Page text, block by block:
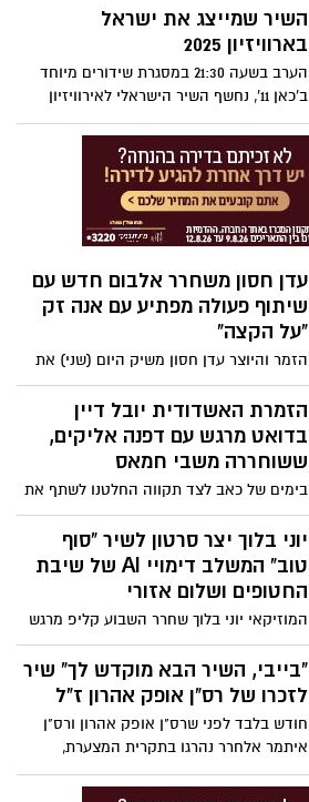
ניסן.
השיר שמייצג את ישראל
בארוויזיון 2025
הערב בשעה 21:30 במסגרת שידורים מיוחד
ב'כאן 11', נחשף השיר הישראלי לאירוויזיון
2025 – "New Day Will Rise" בביצועה של
יובל רפאל.
עדן חסון משחרר אלבום חדש עם
שיתוף פעולה מפתיע עם אנה זק
"על הקצה"
הזמר והיוצר עדן חסון משיק היום (שני) את
אלבומו החדש, הכולל 14 שירים חדשים,
כשהפתעה מיוחדת מחכה למעריצים – דואט
ראשון עם כוכבת הפופ אנה זק. השיר
המשותף, "על הקצה", משלב בין הסגנון
חוויית האזנה סוחפת וממכרת.
הזמרת האשדודית יובל דיין
בדואט מרגש עם דפנה אליקים,
ששוחררה משבי חמאס
בימים של כאב לצד תקווה החלטנו לשתף את
הביצוע המרגש הזה של יובל דיין ודפנה
אליקים, בת ה15 ששוחררה משבי חמאס
מטקס הדלקת המשואות בהר הרצל בחודש
מאי , רלוונטי בתקווה לחזרתם של כל
יוני בלוך יצר סרטון לשיר "סוף
טוב" המשלב דימויי AI של שיבת
החטופים ושלום אזורי
המוזיקאי יוני בלוך שחרר השבוע קליפ מרגש
לשירו "סוף טוב" באמצעות בינה מלאכותית -
AI ומדמה חזרה של כל החטופים לבתיהם,
בסרטון הוא מציג מציאות של שלום אזורי ובין
עד דמעות עם שובם של החטופים. הלוואי
"בייבי, השיר הבא מוקדש לך" שיר
לזכרו של רס"ן אופק אהרון ז"ל
חודש בלבד לפני שרס"ן אופק אהרון ורס"ן
איתמר אלחרר נהרגו בתקרית המצערת,
השתתף הזמר נתן עמדי בתרגיל צבאי לצידם
במסגרת שירות המילואים. לאחר מותו של